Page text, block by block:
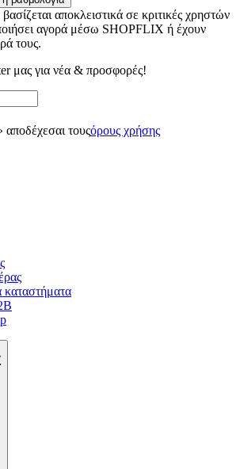
αποκλειστικά σε κριτικές χρηστών
αγορά μέσω SHOPFLIX ή έχουν
τους.
μας για νέα & προσφορές!
τουςόρους χρήσης
καταστήματα